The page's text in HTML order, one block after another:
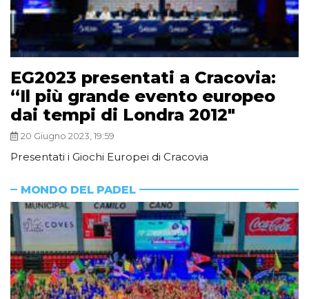
EG2023 presentati a Cracovia:
“Il più grande evento europeo
dai tempi di Londra 2012″
20 Giugno 2023, 19:59
Presentati i Giochi Europei di Cracovia
MONDO DEL PADEL